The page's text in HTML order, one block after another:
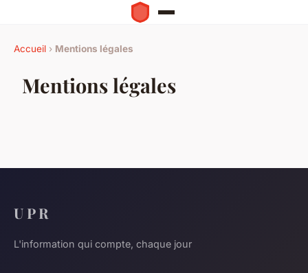
Accueil › Mentions légales
Mentions légales
U P R
L'information qui compte, chaque jour